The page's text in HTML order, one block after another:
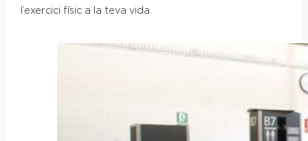
l’exercici físic a la teva vida.